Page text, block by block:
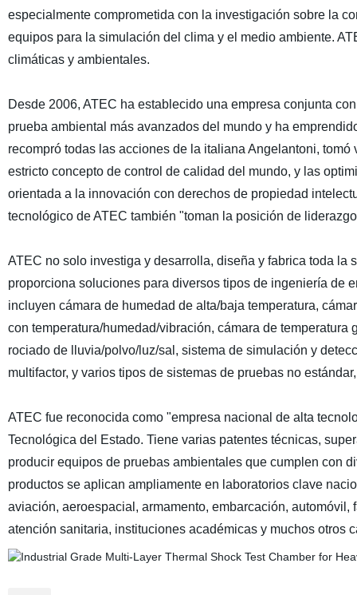
especialmente comprometida con la investigación sobre la
equipos para la simulación del clima y el medio ambiente.
climáticas y ambientales.
Desde 2006, ATEC ha establecido una empresa conjunta
prueba ambiental más avanzados del mundo y ha
recompró todas las acciones de la italiana Angelantoni,
estricto concepto de control de calidad del mundo, y las
orientada a la innovación con derechos de propiedad
tecnológico de ATEC también "toman la posición de
ATEC no solo investiga y desarrolla, diseña y fabrica toda
proporciona soluciones para diversos tipos de ingeniería de
incluyen cámara de humedad de alta/baja temperatura,
con temperatura/humedad/vibración, cámara de
rociado de lluvia/polvo/luz/sal, sistema de simulación y
multifactor, y varios tipos de sistemas de pruebas no
ATEC fue reconocida como "empresa nacional de alta
Tecnológica del Estado. Tiene varias patentes técnicas,
producir equipos de pruebas ambientales que cumplen con
productos se aplican ampliamente en laboratorios clave
aviación, aeroespacial, armamento, embarcación,
atención sanitaria, instituciones académicas y muchos otros